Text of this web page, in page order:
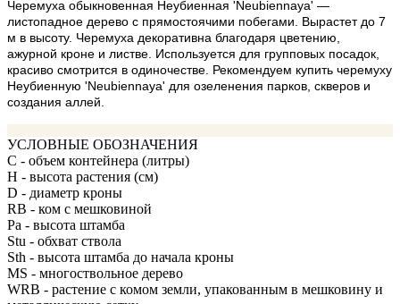
Черемуха обыкновенная Неубиенная 'Neubiennaya' —
листопадное дерево с прямостоячими побегами. Вырастет до 7
м в высоту. Черемуха декоративна благодаря цветению,
ажурной кроне и листве. Используется для групповых посадок,
красиво смотрится в одиночестве. Рекомендуем купить черемуху
Неубиенную 'Neubiennaya' для озеленения парков, скверов и
создания аллей.
УСЛОВНЫЕ ОБОЗНАЧЕНИЯ
С - объем контейнера (литры)
H - высота растения (см)
D - диаметр кроны
RB - ком с мешковиной
Pa - высота штамба
Stu - обхват ствола
Sth - высота штамба до начала кроны
MS - многоствольное дерево
WRB - растение с комом земли, упакованным в мешковину и